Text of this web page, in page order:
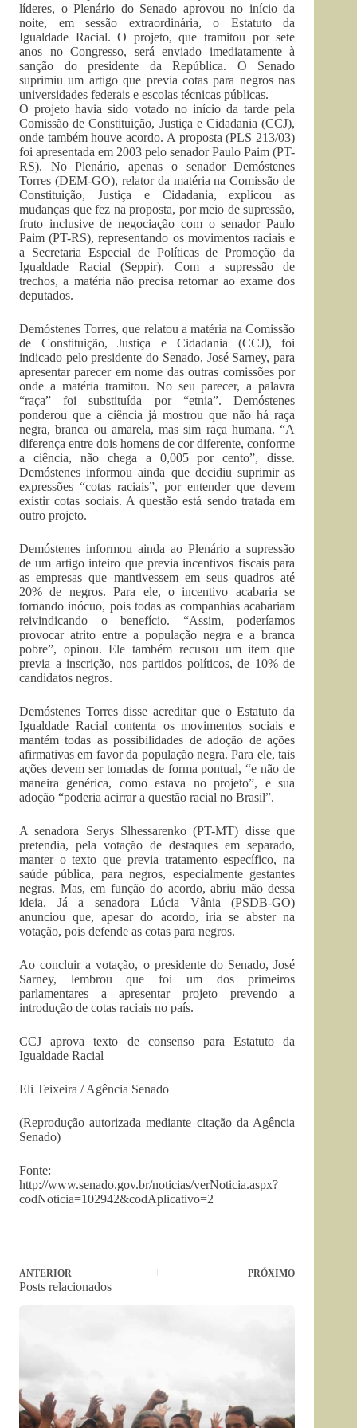
líderes, o Plenário do Senado aprovou no início da
noite, em sessão extraordinária, o Estatuto da
Igualdade Racial. O projeto, que tramitou por sete
anos no Congresso, será enviado imediatamente à
sanção do presidente da República. O Senado
suprimiu um artigo que previa cotas para negros nas
universidades federais e escolas técnicas públicas.
O projeto havia sido votado no início da tarde pela
Comissão de Constituição, Justiça e Cidadania (CCJ),
onde também houve acordo. A proposta (PLS 213/03)
foi apresentada em 2003 pelo senador Paulo Paim (PT-
RS). No Plenário, apenas o senador Demóstenes
Torres (DEM-GO), relator da matéria na Comissão de
Constituição, Justiça e Cidadania, explicou as
mudanças que fez na proposta, por meio de supressão,
fruto inclusive de negociação com o senador Paulo
Paim (PT-RS), representando os movimentos raciais e
a Secretaria Especial de Políticas de Promoção da
Igualdade Racial (Seppir). Com a supressão de
trechos, a matéria não precisa retornar ao exame dos
deputados.
Demóstenes Torres, que relatou a matéria na Comissão
de Constituição, Justiça e Cidadania (CCJ), foi
indicado pelo presidente do Senado, José Sarney, para
apresentar parecer em nome das outras comissões por
onde a matéria tramitou. No seu parecer, a palavra
“raça” foi substituída por “etnia”. Demóstenes
ponderou que a ciência já mostrou que não há raça
negra, branca ou amarela, mas sim raça humana. “A
diferença entre dois homens de cor diferente, conforme
a ciência, não chega a 0,005 por cento”, disse.
Demóstenes informou ainda que decidiu suprimir as
expressões “cotas raciais”, por entender que devem
existir cotas sociais. A questão está sendo tratada em
outro projeto.
Demóstenes informou ainda ao Plenário a supressão
de um artigo inteiro que previa incentivos fiscais para
as empresas que mantivessem em seus quadros até
20% de negros. Para ele, o incentivo acabaria se
tornando inócuo, pois todas as companhias acabariam
reivindicando o benefício. “Assim, poderíamos
provocar atrito entre a população negra e a branca
pobre”, opinou. Ele também recusou um item que
previa a inscrição, nos partidos políticos, de 10% de
candidatos negros.
Demóstenes Torres disse acreditar que o Estatuto da
Igualdade Racial contenta os movimentos sociais e
mantém todas as possibilidades de adoção de ações
afirmativas em favor da população negra. Para ele, tais
ações devem ser tomadas de forma pontual, “e não de
maneira genérica, como estava no projeto”, e sua
adoção “poderia acirrar a questão racial no Brasil”.
A senadora Serys Slhessarenko (PT-MT) disse que
pretendia, pela votação de destaques em separado,
manter o texto que previa tratamento específico, na
saúde pública, para negros, especialmente gestantes
negras. Mas, em função do acordo, abriu mão dessa
ideia. Já a senadora Lúcia Vânia (PSDB-GO)
anunciou que, apesar do acordo, iria se abster na
votação, pois defende as cotas para negros.
Ao concluir a votação, o presidente do Senado, José
Sarney, lembrou que foi um dos primeiros
parlamentares a apresentar projeto prevendo a
introdução de cotas raciais no país.
CCJ aprova texto de consenso para Estatuto da
Igualdade Racial
Eli Teixeira / Agência Senado
(Reprodução autorizada mediante citação da Agência
Senado)
Fonte:
http://www.senado.gov.br/noticias/verNoticia.aspx?
codNoticia=102942&codAplicativo=2
ANTERIOR PRÓXIMO
Posts relacionados